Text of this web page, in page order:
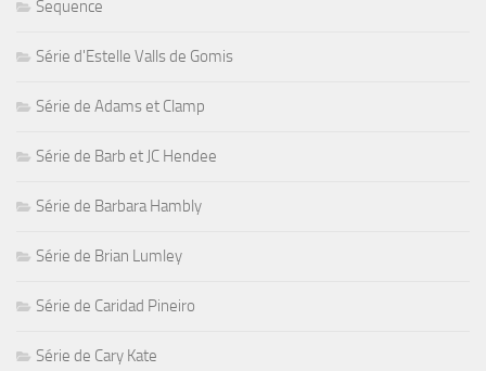
Sequence
Série d'Estelle Valls de Gomis
Série de Adams et Clamp
Série de Barb et JC Hendee
Série de Barbara Hambly
Série de Brian Lumley
Série de Caridad Pineiro
Série de Cary Kate